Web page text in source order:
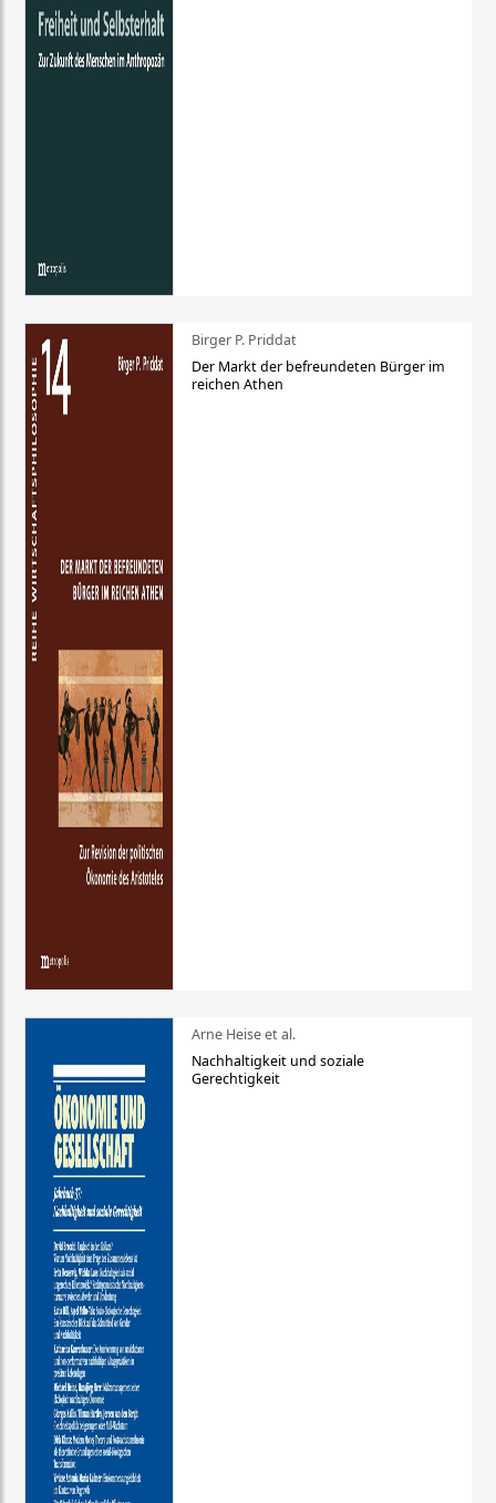
Birger P. Priddat
Der Markt der befreundeten Bürger im
reichen Athen
Arne Heise et al.
Nachhaltigkeit und soziale
Gerechtigkeit